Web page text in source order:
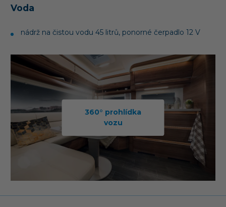
Voda
nádrž na čistou vodu 45 litrů, ponorné čerpadlo 12 V
360° prohlídka
vozu